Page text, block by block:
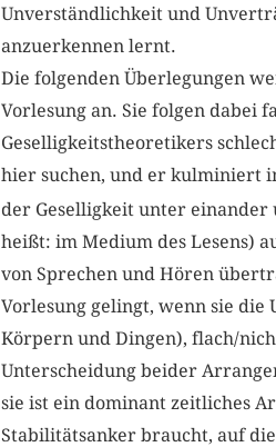
Unverständlichkeit und
anzuerkennen lernt.
Die folgenden Überlegungen
Vorlesung an. Sie folgen dabei
Geselligkeitstheoretikers
hier suchen, und er kulminiert
der Geselligkeit unter
heißt: im Medium des Lesens)
von Sprechen und Hören
Vorlesung gelingt, wenn sie die
Körpern und Dingen), flach/
Unterscheidung beider
sie ist ein dominant zeitliches
Stabilitätsanker braucht, auf